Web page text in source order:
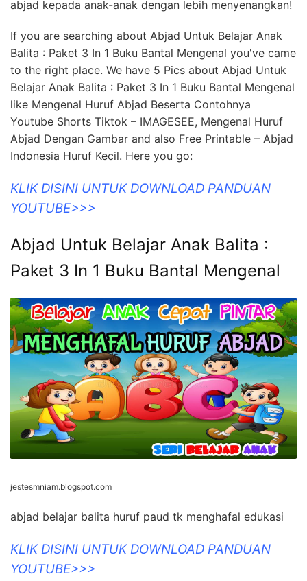
abjad kepada anak-anak dengan lebih menyenangkan!
If you are searching about Abjad Untuk Belajar Anak
Balita : Paket 3 In 1 Buku Bantal Mengenal you've came
to the right place. We have 5 Pics about Abjad Untuk
Belajar Anak Balita : Paket 3 In 1 Buku Bantal Mengenal
like Mengenal Huruf Abjad Beserta Contohnya
Youtube Shorts Tiktok – IMAGESEE, Mengenal Huruf
Abjad Dengan Gambar and also Free Printable – Abjad
Indonesia Huruf Kecil. Here you go:
KLIK DISINI UNTUK DOWNLOAD PANDUAN
YOUTUBE>>>
Abjad Untuk Belajar Anak Balita :
Paket 3 In 1 Buku Bantal Mengenal
jestesmniam.blogspot.com
abjad belajar balita huruf paud tk menghafal edukasi
KLIK DISINI UNTUK DOWNLOAD PANDUAN
YOUTUBE>>>